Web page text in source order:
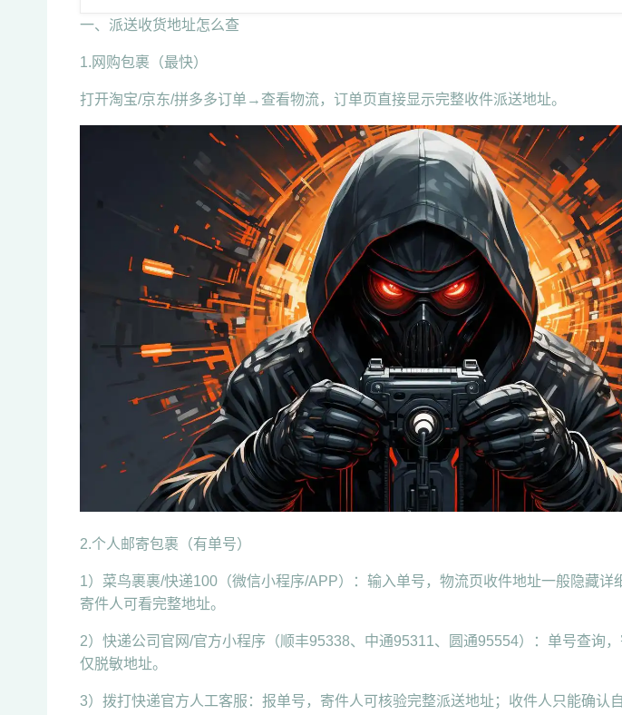
一、派送收货地址怎么查
1.网购包裹（最快）
打开淘宝/京东/拼多多订单→查看物流，订单页直接显示完整收件派送地址。
2.个人邮寄包裹（有单号）
1）菜鸟裹裹/快递100（微信小程序/APP）：输入单号，物流页收件地址一般隐藏详
寄件人可看完整地址。
2）快递公司官网/官方小程序（顺丰95338、中通95311、圆通95554）：单号查询
仅脱敏地址。
3）拨打快递官方人工客服：报单号，寄件人可核验完整派送地址；收件人只能确认